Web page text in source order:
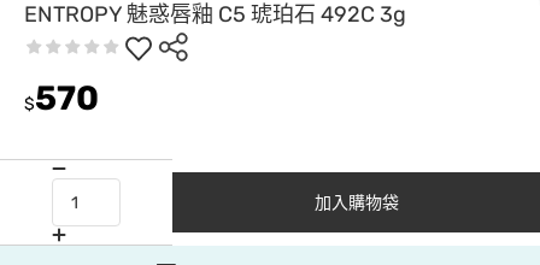
ENTROPY 魅惑唇釉 C5 琥珀石 492C 3g
$570
加入購物袋